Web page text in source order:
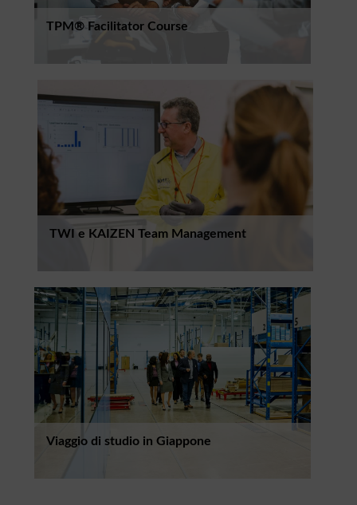
TPM® Facilitator Course
TWI e KAIZEN Team Management
Viaggio di studio in Giappone